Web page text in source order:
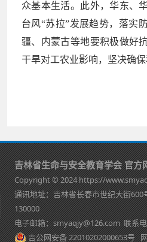
众基本生活。此外，华东、
台风“苏拉”发展趋势，落实
疆、内蒙古等地要积极做好
干旱对工农业影响，坚决确保
吉林省生命与安全教育学会 官方
Copyright © 2024 https://
通讯地址：吉林省长春市世纪大街
130000
电子邮箱：smyaqjy@126.com 联系
吉公网安备 22010202000653号